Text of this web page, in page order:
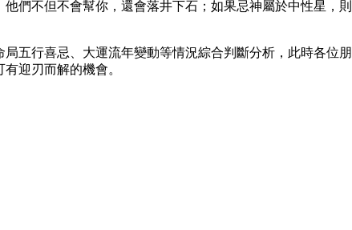
們不但不會幫你，還會落井下石；如果忌神屬於中性星，
五行喜忌、大運流年變動等情況綜合判斷分析，此時各位
迎刃而解的機會。